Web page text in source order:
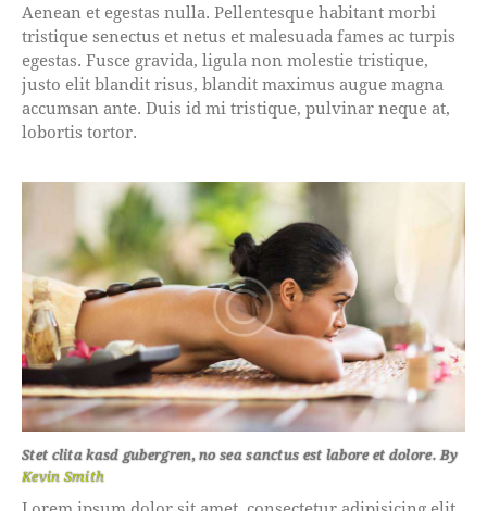
Aenean et egestas nulla. Pellentesque habitant morbi
tristique senectus et netus et malesuada fames ac turpis
egestas. Fusce gravida, ligula non molestie tristique,
justo elit blandit risus, blandit maximus augue magna
accumsan ante. Duis id mi tristique, pulvinar neque at,
lobortis tortor.
Stet clita kasd gubergren, no sea sanctus est labore et dolore. By
Kevin Smith